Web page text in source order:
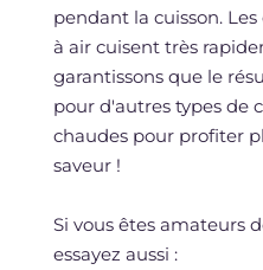
pendant la cuisson.
à air cuisent très
garantissons que le
pour d'autres types de
chaudes pour profiter
saveur !
Si vous êtes amateurs
essayez aussi :